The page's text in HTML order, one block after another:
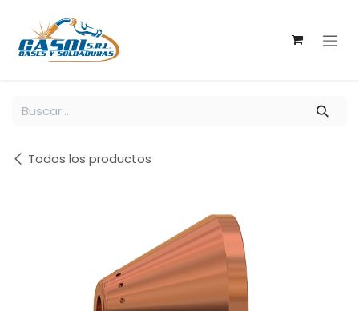
Todos los productos